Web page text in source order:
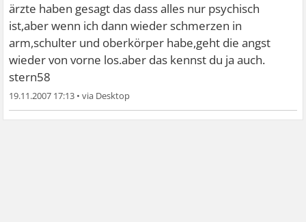
ärzte haben gesagt das dass alles nur psychisch
ist,aber wenn ich dann wieder schmerzen in
arm,schulter und oberkörper habe,geht die angst
wieder von vorne los.aber das kennst du ja auch.
stern58
19.11.2007 17:13 •